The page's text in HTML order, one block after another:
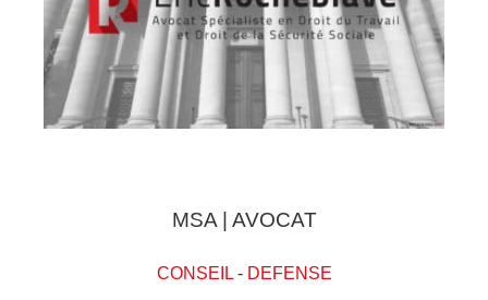
MSA | AVOCAT
CONSEIL- DEFENSE